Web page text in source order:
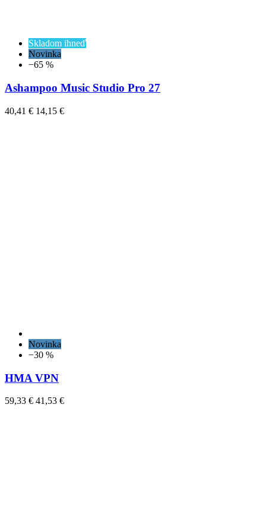
Skladom ihneď
Novinka
−65 %
Ashampoo Music Studio Pro 27
40,41 € 14,15 €
Novinka
−30 %
HMA VPN
59,33 € 41,53 €